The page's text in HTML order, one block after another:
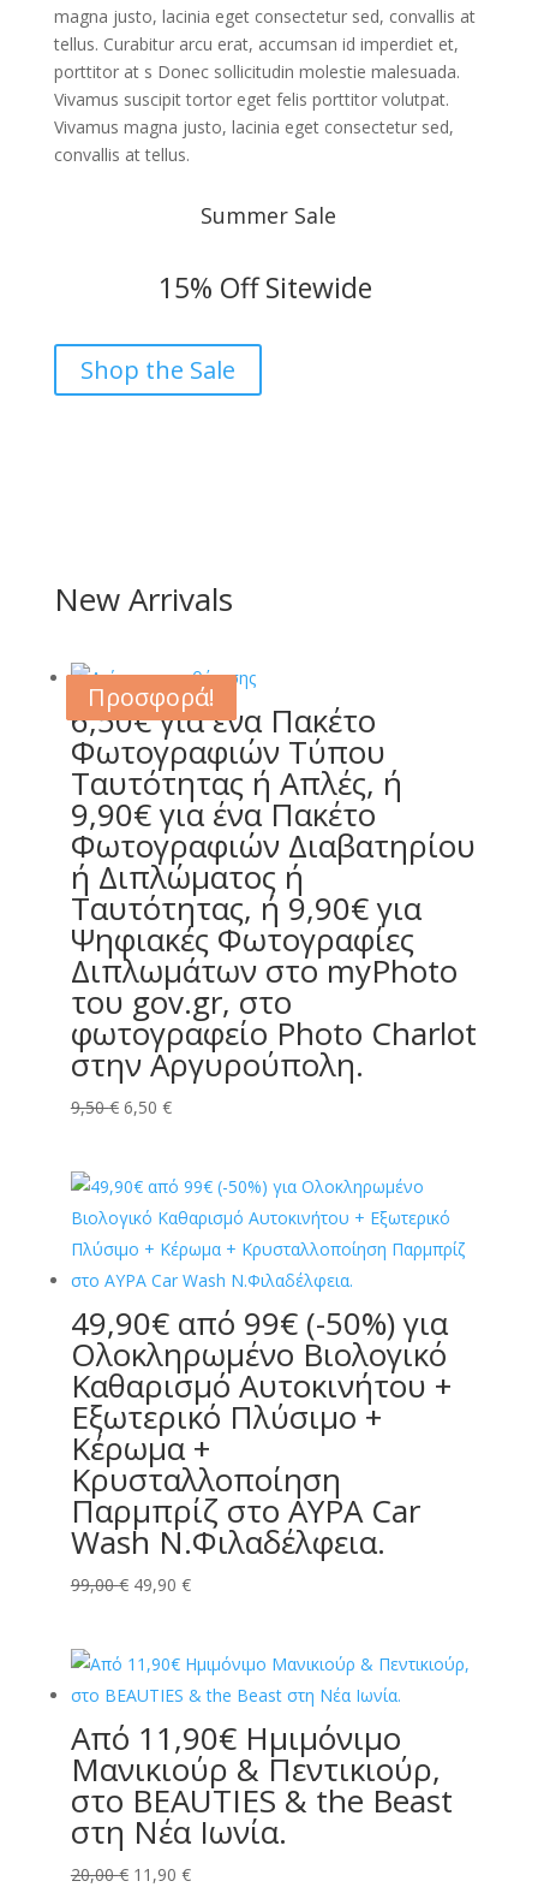
magna justo, lacinia eget consectetur sed, convallis at
tellus. Curabitur arcu erat, accumsan id imperdiet et,
porttitor at s Donec sollicitudin molestie malesuada.
Vivamus suscipit tortor eget felis porttitor volutpat.
Vivamus magna justo, lacinia eget consectetur sed,
convallis at tellus.
Summer Sale
15% Off Sitewide
Shop the Sale
New Arrivals
Προσφορά!
6,50€ για ένα Πακέτο
Φωτογραφιών Τύπου
Ταυτότητας ή Απλές, ή
9,90€ για ένα Πακέτο
Φωτογραφιών Διαβατηρίου
ή Διπλώματος ή
Ταυτότητας, ή 9,90€ για
Ψηφιακές Φωτογραφίες
Διπλωμάτων στο myPhoto
του gov.gr, στο
φωτογραφείο Photo Charlot
στην Αργυρούπολη.
9,50€ Original
9,50 €.
6,50 €Η
είναι:
6,50 €.
Προσφορά!
49,90€ από 99€ (-50%) για
Ολοκληρωμένο Βιολογικό
Καθαρισμό Αυτοκινήτου +
Εξωτερικό Πλύσιμο +
Κέρωμα +
Κρυσταλλοποίηση
Παρμπρίζ στο ΑΥΡΑ Car
Wash Ν.Φιλαδέλφεια.
99,00€ Original
99,00 €.
49,90 €Η
είναι:
49,90 €.
Προσφορά!
Aπό 11,90€ Ημιμόνιμο
Μανικιούρ & Πεντικιούρ,
στο BEAUTIES & the Beast
στη Νέα Ιωνία.
20,00€ Original
11,90 €Η
Προσφορά!